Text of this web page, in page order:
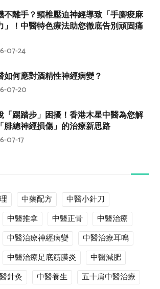
不離手？頸椎壓迫神經導致「手腳痠麻
」！中醫特色療法助您徹底告別頑固痛
07-24
如何應對酒精性神經病變？
07-20
「踢踏步」困擾！香港木星中醫為您解
腓總神經損傷」的治療新思路
07-17
中藥配方
中醫小針刀
中醫推拿 中醫正骨
中醫治療
中醫治療神經病變
中醫治療耳鳴
中醫治療足底筋膜炎
中醫減肥
針灸 中醫養生
五十肩中醫治療